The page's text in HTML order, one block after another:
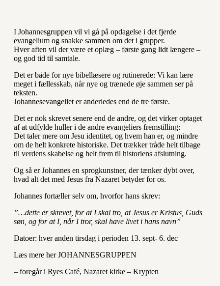
I Johannesgruppen vil vi gå på opdagelse i det fjerde
evangelium og snakke sammen om det i grupper.
Hver aften vil der være et oplæg – første gang lidt længere –
og god tid til samtale.
Det er både for nye bibellæsere og rutinerede: Vi kan lære
meget i fællesskab, når nye og trænede øje sammen ser på
teksten.
Johannesevangeliet er anderledes end de tre første.
Det er nok skrevet senere end de andre, og det virker optaget
af at udfylde huller i de andre evangeliers fremstilling:
Det taler mere om Jesu identitet, og hvem han er, og mindre
om de helt konkrete historiske. Det trækker tråde helt tilbage
til verdens skabelse og helt frem til historiens afslutning.
Og så er Johannes en sprogkunstner, der tænker dybt over,
hvad alt det med Jesus fra Nazaret betyder for os.
Johannes fortæller selv om, hvorfor hans skrev:
”…dette er skrevet, for at I skal tro, at Jesus er Kristus, Guds
søn, og for at I, når I tror, skal have livet i hans navn”
Datoer: hver anden tirsdag i perioden 13. sept- 6. dec
Læs mere her JOHANNESGRUPPEN
– foregår i Ryes Café, Nazaret kirke – Krypten